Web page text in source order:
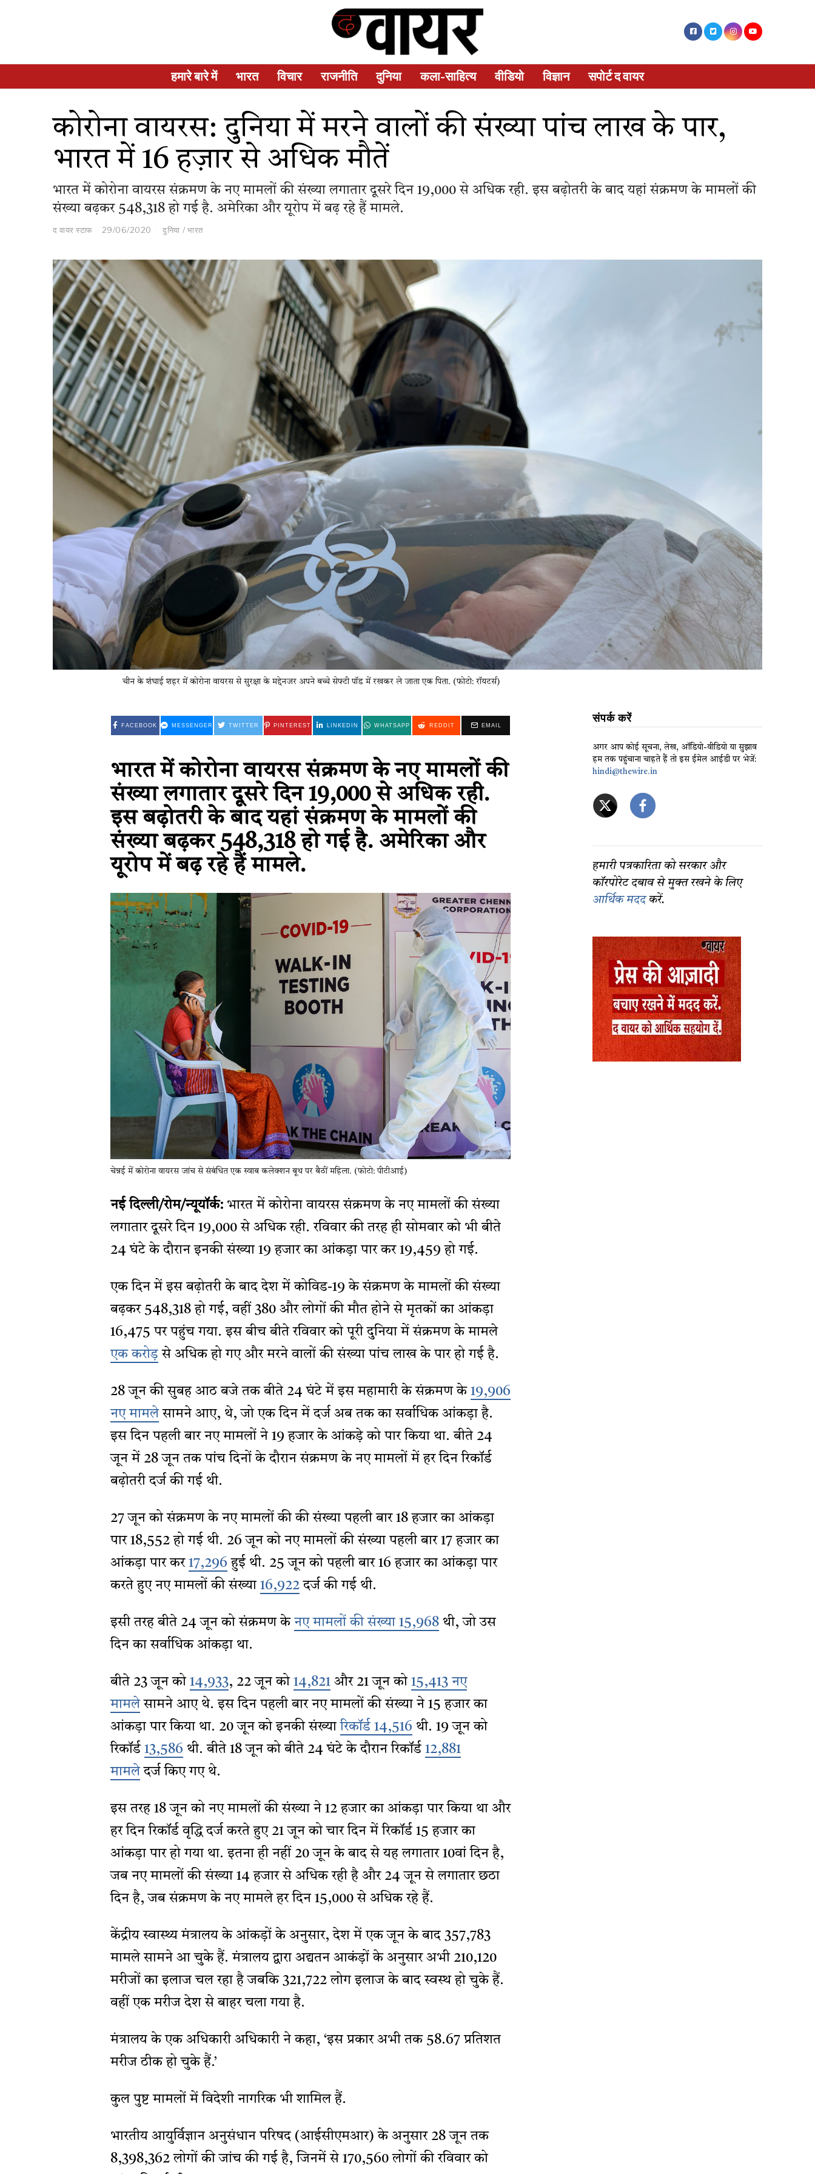
हमारे बारे में भारत विचार राजनीति दुनिया कला-साहित्य वीडियो विज्ञान सपोर्ट द वायर
कोरोना वायरस: दुनिया में मरने वालों की संख्या पांच लाख के पार,
भारत में 16 हज़ार से अधिक मौतें
भारत में कोरोना वायरस संक्रमण के नए मामलों की संख्या लगातार दूसरे दिन 19,000 से अधिक रही. इस बढ़ोतरी के बाद यहां संक्रमण के मामलों की
संख्या बढ़कर 548,318 हो गई है. अमेरिका और यूरोप में बढ़ रहे हैं मामले.
द वायर स्टाफ 29/06/2020 दुनिया / भारत
चीन के शंघाई शहर में कोरोना वायरस से सुरक्षा के मद्देनजर अपने बच्चे सेफ्टी पॉड में रखकर ले जाता एक पिता. (फोटो: रॉयटर्स)
FACEBOOK MESSENGER TWITTER PINTEREST LINKEDIN WHATSAPP REDDIT EMAIL
भारत में कोरोना वायरस संक्रमण के नए मामलों की
संख्या लगातार दूसरे दिन 19,000 से अधिक रही.
इस बढ़ोतरी के बाद यहां संक्रमण के मामलों की
संख्या बढ़कर 548,318 हो गई है. अमेरिका और
यूरोप में बढ़ रहे हैं मामले.
चेन्नई में कोरोना वायरस जांच से संबंधित एक स्वाब कलेक्शन बूथ पर बैठीं महिला. (फोटो: पीटीआई)
नई दिल्ली/रोम/न्यूयॉर्क: भारत में कोरोना वायरस संक्रमण के नए मामलों की संख्या
लगातार दूसरे दिन 19,000 से अधिक रही. रविवार की तरह ही सोमवार को भी बीते
24 घंटे के दौरान इनकी संख्या 19 हजार का आंकड़ा पार कर 19,459 हो गई.
एक दिन में इस बढ़ोतरी के बाद देश में कोविड-19 के संक्रमण के मामलों की संख्या
बढ़कर 548,318 हो गई, वहीं 380 और लोगों की मौत होने से मृतकों का आंकड़ा
16,475 पर पहुंच गया. इस बीच बीते रविवार को पूरी दुनिया में संक्रमण के मामले
एक करोड़ से अधिक हो गए और मरने वालों की संख्या पांच लाख के पार हो गई है.
28 जून की सुबह आठ बजे तक बीते 24 घंटे में इस महामारी के संक्रमण के 19,906
नए मामलेसामने आए, थे, जो एक दिन में दर्ज अब तक का सर्वाधिक आंकड़ा है.
इस दिन पहली बार नए मामलों ने 19 हजार के आंकड़े को पार किया था. बीते 24
जून में 28 जून तक पांच दिनों के दौरान संक्रमण के नए मामलों में हर दिन रिकॉर्ड
बढ़ोतरी दर्ज की गई थी.
27 जून को संक्रमण के नए मामलों की की संख्या पहली बार 18 हजार का आंकड़ा
पार 18,552 हो गई थी. 26 जून को नए मामलों की संख्या पहली बार 17 हजार का
आंकड़ा पार कर 17,296 हुई थी. 25 जून को पहली बार 16 हजार का आंकड़ा पार
करते हुए नए मामलों की संख्या 16,922 दर्ज की गई थी.
इसी तरह बीते 24 जून को संक्रमण के नए मामलों की संख्या 15,968 थी, जो उस
दिन का सर्वाधिक आंकड़ा था.
बीते 23 जून को 14,933, 22 जून को 14,821 और 21 जून को 15,413 नए
मामलेसामने आए थे. इस दिन पहली बार नए मामलों की संख्या ने 15 हजार का
आंकड़ा पार किया था. 20 जून को इनकी संख्यारिकॉर्ड 14,516 थी. 19 जून को
रिकॉर्ड 13,586 थी. बीते 18 जून को बीते 24 घंटे के दौरान रिकॉर्ड 12,881
मामलेदर्ज किए गए थे.
इस तरह 18 जून को नए मामलों की संख्या ने 12 हजार का आंकड़ा पार किया था और
हर दिन रिकॉर्ड वृद्धि दर्ज करते हुए 21 जून को चार दिन में रिकॉर्ड 15 हजार का
आंकड़ा पार हो गया था. इतना ही नहीं 20 जून के बाद से यह लगातार 10वां दिन है,
जब नए मामलों की संख्या 14 हजार से अधिक रही है और 24 जून से लगातार छठा
दिन है, जब संक्रमण के नए मामले हर दिन 15,000 से अधिक रहे हैं.
केंद्रीय स्वास्थ्य मंत्रालय के आंकड़ों के अनुसार, देश में एक जून के बाद 357,783
मामले सामने आ चुके हैं. मंत्रालय द्वारा अद्यतन आकंड़ों के अनुसार अभी 210,120
मरीजों का इलाज चल रहा है जबकि 321,722 लोग इलाज के बाद स्वस्थ हो चुके हैं.
वहीं एक मरीज देश से बाहर चला गया है.
मंत्रालय के एक अधिकारी अधिकारी ने कहा, ‘इस प्रकार अभी तक 58.67 प्रतिशत
मरीज ठीक हो चुके हैं.’
कुल पुष्ट मामलों में विदेशी नागरिक भी शामिल हैं.
भारतीय आयुर्विज्ञान अनुसंधान परिषद (आईसीएमआर) के अनुसार 28 जून तक
8,398,362 लोगों की जांच की गई है, जिनमें से 170,560 लोगों की रविवार को
संपर्क करें
अगर आप कोई सूचना, लेख, ऑडियो-वीडियो या सुझाव
हम तक पहुंचाना चाहते हैं तो इस ईमेल आईडी पर भेजें:
hindi@thewire.in
हमारी पत्रकारिता को सरकार और
कॉरपोरेट दबाव से मुक्त रखने के लिए
आर्थिक मददकरें.